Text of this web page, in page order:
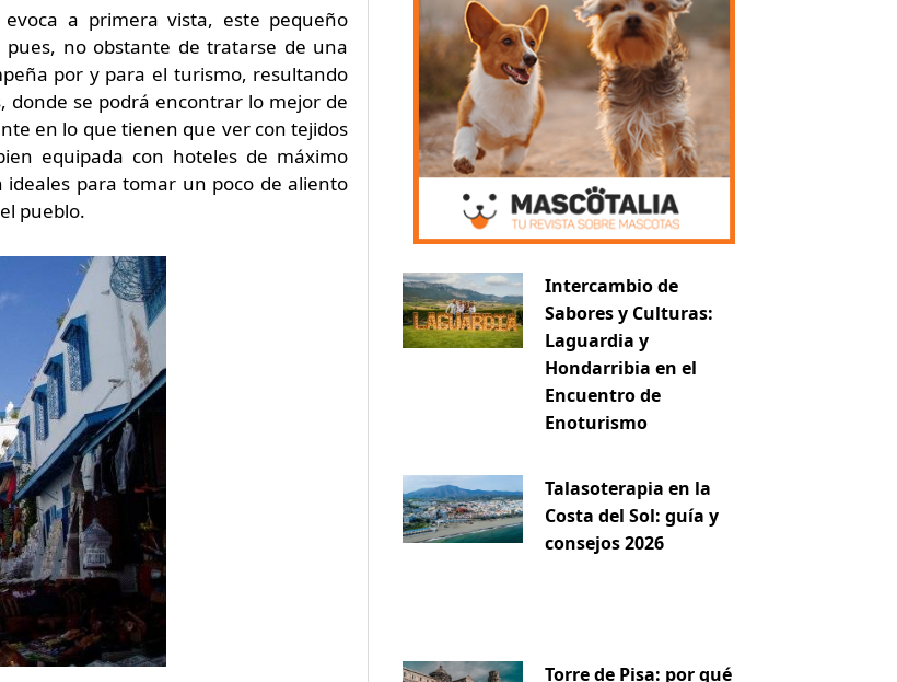
evoca a primera vista, este pequeño
pues, no obstante de tratarse de una
por y para el turismo, resultando
donde se podrá encontrar lo mejor de
en lo que tienen que ver con tejidos
equipada con hoteles de máximo
para tomar un poco de aliento
pueblo.
Intercambio de
Sabores y Culturas:
Laguardia y
Hondarribia en el
Encuentro de
Enoturismo
Talasoterapia en la
Costa del Sol: guía y
consejos 2026
Torre de Pisa: por qué